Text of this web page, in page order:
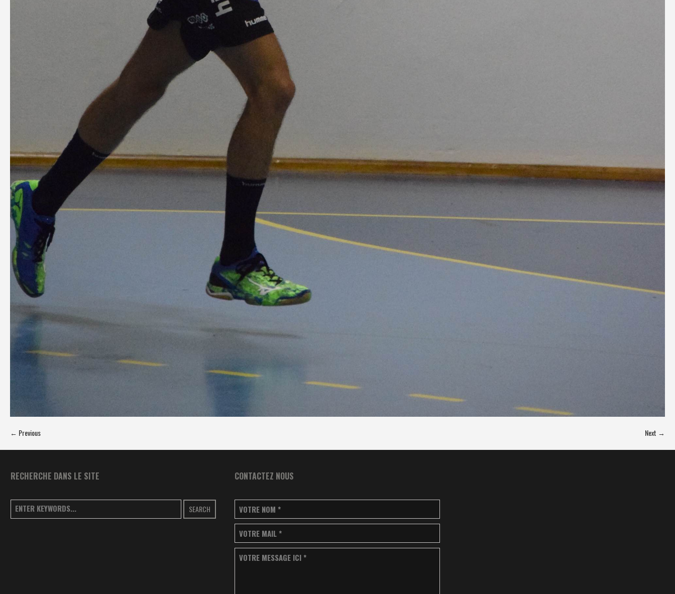
← Previous Next →
RECHERCHE DANS LE SITE
SEARCH
CONTACTEZ NOUS
VOTRE NOM *
VOTRE MAIL *
VOTRE MESSAGE ICI *